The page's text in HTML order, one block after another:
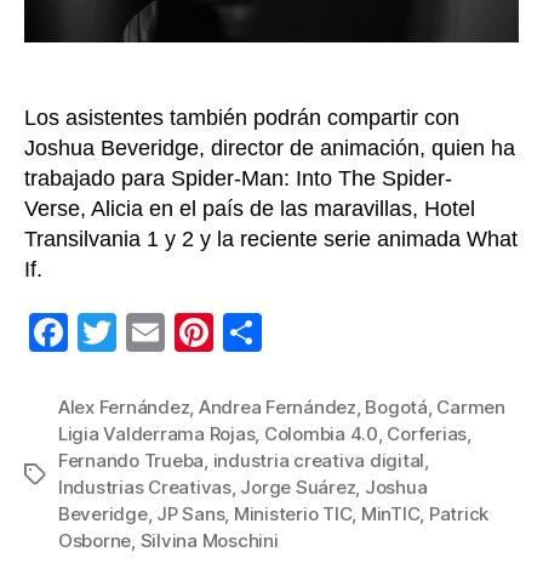
de
Los asistentes también podrán compartir con
Joshua Beveridge, director de animación, quien ha
trabajado para Spider-Man: Into The Spider-
Verse, Alicia en el país de las maravillas, Hotel
Transilvania 1 y 2 y la reciente serie animada What
If.
F
c
e
b
o
T
tt
er
E
ail
Pi
er
e
st
m
p
ar
tir
Etiquetas
Alex Fernández, Andrea Fernández, Bogotá, Carmen
Ligia Valderrama Rojas, Colombia 4.0, Corferias,
Fernando Trueba, industria creativa digital,
Industrias Creativas, Jorge Suárez, Joshua
Beveridge, JP Sans, Ministerio TIC, MinTIC, Patrick
Osborne, Silvina Moschini